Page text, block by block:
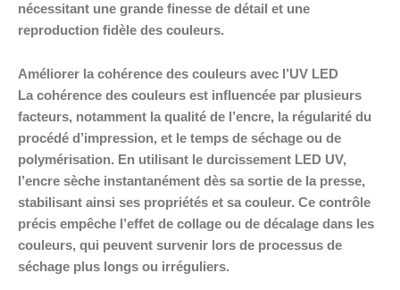
nécessitant une grande finesse de détail et une
reproduction fidèle des couleurs.
Améliorer la cohérence des couleurs avec l’UV LED
La cohérence des couleurs est influencée par plusieurs
facteurs, notamment la qualité de l’encre, la régularité du
procédé d’impression, et le temps de séchage ou de
polymérisation. En utilisant le durcissement LED UV,
l’encre sèche instantanément dès sa sortie de la presse,
stabilisant ainsi ses propriétés et sa couleur. Ce contrôle
précis empêche l’effet de collage ou de décalage dans les
couleurs, qui peuvent survenir lors de processus de
séchage plus longs ou irréguliers.